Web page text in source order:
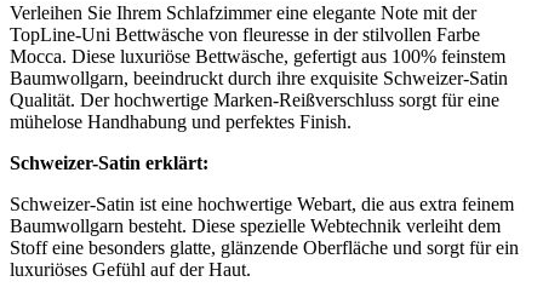
Verleihen Sie Ihrem Schlafzimmer eine elegante Note mit der
TopLine-Uni Bettwäsche von fleuresse in der stilvollen Farbe
Mocca. Diese luxuriöse Bettwäsche, gefertigt aus 100% feinstem
Baumwollgarn, beeindruckt durch ihre exquisite Schweizer-Satin
Qualität. Der hochwertige Marken-Reißverschluss sorgt für eine
mühelose Handhabung und perfektes Finish.
Schweizer-Satin erklärt:
Schweizer-Satin ist eine hochwertige Webart, die aus extra feinem
Baumwollgarn besteht. Diese spezielle Webtechnik verleiht dem
Stoff eine besonders glatte, glänzende Oberfläche und sorgt für ein
luxuriöses Gefühl auf der Haut.